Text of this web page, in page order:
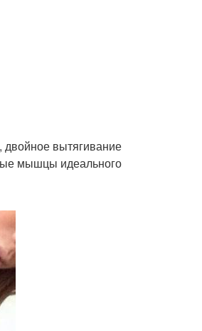
двойное вытягивание
мышцы идеального